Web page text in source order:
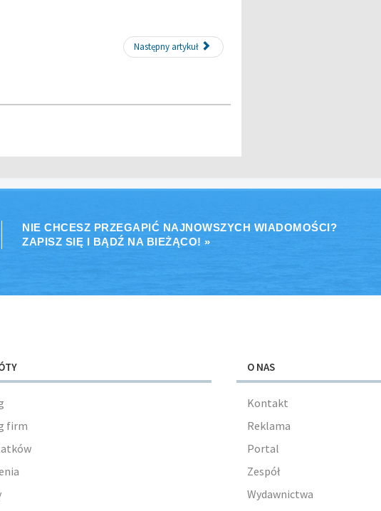
Następny artykuł
NIE CHCESZ PRZEGAPIĆ NAJNOWSZYCH WIADOMOŚCI?
ZAPISZ SIĘ I BĄDŹ NA BIEŻĄCO! »
firm
O NAS
Kontakt
Reklama
Portal
Zespół
Wydawnictwa